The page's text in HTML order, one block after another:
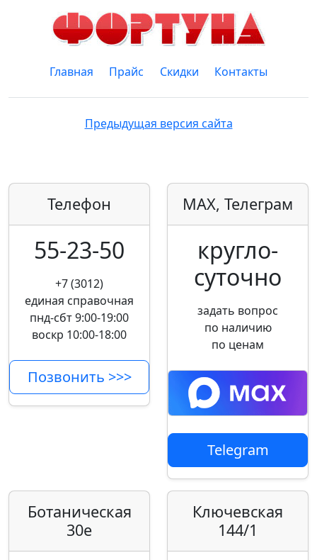
Главная Прайс Скидки Контакты
Предыдущая версия сайта
Телефон
55-23-50
+7 (3012)
единая справочная
пнд-сбт 9:00-19:00
воскр 10:00-18:00
Позвонить >>>
MAX, Телеграм
кругло­
суточно
задать вопрос
по наличию
по ценам
Telegram
Ботаническая
30е
Ключевская
144/1